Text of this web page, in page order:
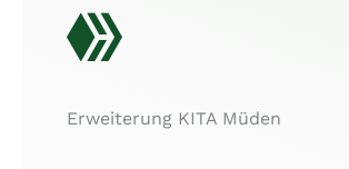
Erweiterung KITA Müden